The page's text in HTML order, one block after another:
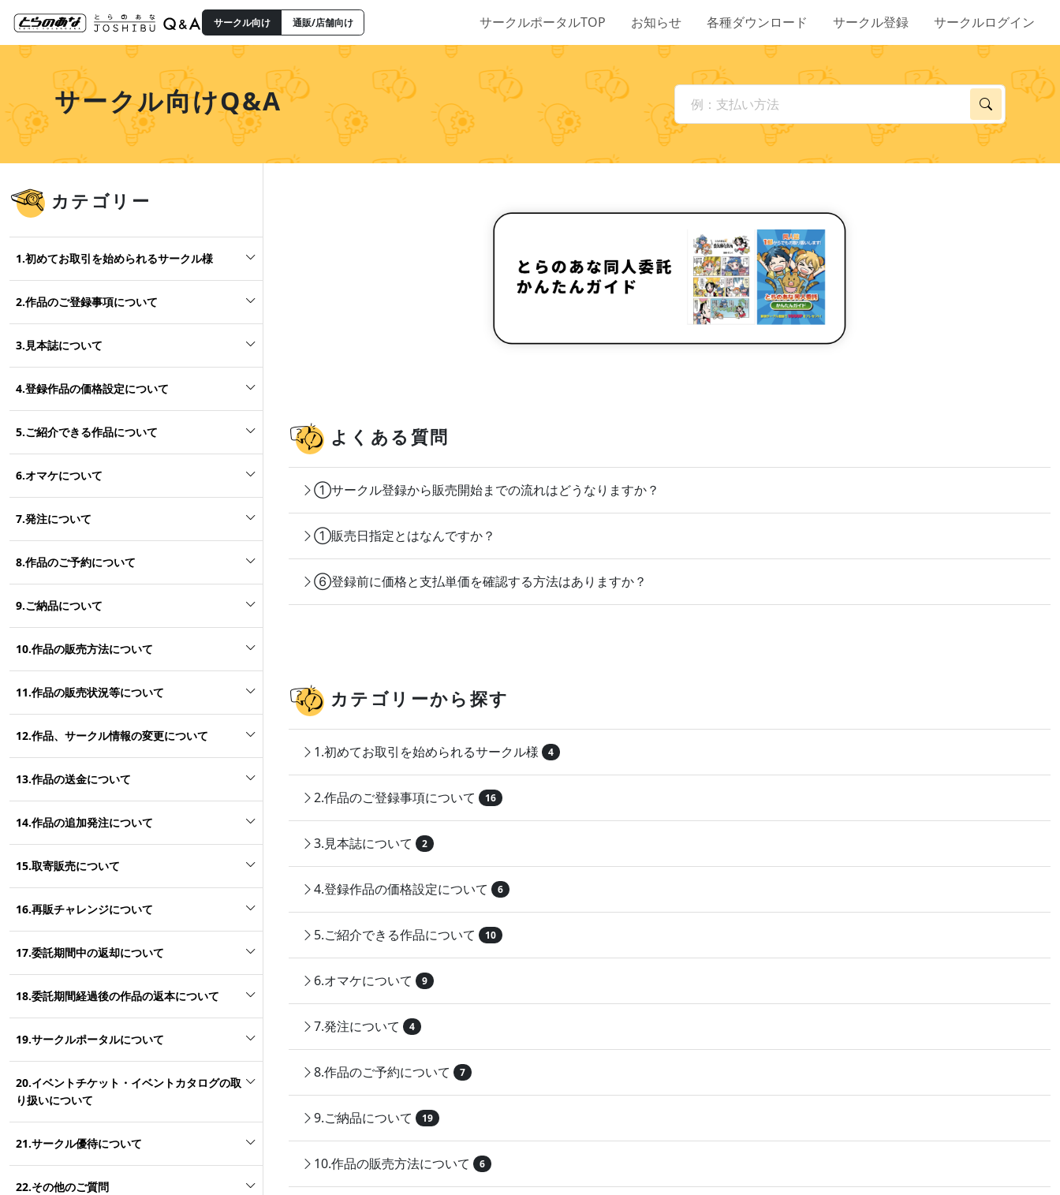
サークル向け 通販/店舗向け サークルポータルTOP お知らせ 各種ダウンロード サークル登録 サークルログイン
サークル向けQ&A
カテゴリー
1.初めてお取引を始められるサークル様
2.作品のご登録事項について
3.見本誌について
4.登録作品の価格設定について
5.ご紹介できる作品について
6.オマケについて
7.発注について
8.作品のご予約について
9.ご納品について
10.作品の販売方法について
11.作品の販売状況等について
12.作品、サークル情報の変更について
13.作品の送金について
14.作品の追加発注について
15.取寄販売について
16.再販チャレンジについて
17.委託期間中の返却について
18.委託期間経過後の作品の返本について
19.サークルポータルについて
20.イベントチケット・イベントカタログの取
り扱いについて
21.サークル優待について
22.その他のご質問
よくある質問
①サークル登録から販売開始までの流れはどうなりますか？
①販売日指定とはなんですか？
⑥登録前に価格と支払単価を確認する方法はありますか？
カテゴリーから探す
1.初めてお取引を始められるサークル様 4
2.作品のご登録事項について 16
3.見本誌について 2
4.登録作品の価格設定について 6
5.ご紹介できる作品について 10
6.オマケについて 9
7.発注について 4
8.作品のご予約について 7
9.ご納品について 19
10.作品の販売方法について 6